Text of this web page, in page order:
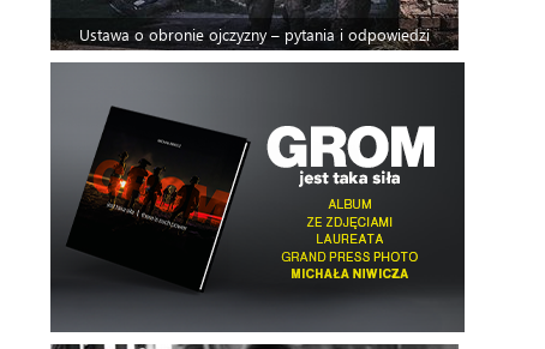
Ustawa o obronie ojczyzny – pytania i odpowiedzi